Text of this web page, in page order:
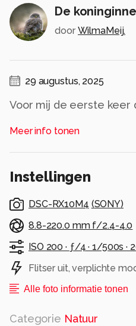
De
door WilmaMeij.
29 augustus, 2025
Voor mij de eerste keer
de ogen van de vlinder
Meer info tonen
Instellingen
DSC-RX10M4 (SONY)
8.8-220.0 mm f/2.4-4.0
ISO 200 · ƒ/4 ·1/500s ·
Flitser uit, verplichte
Alle foto informatie tonen
Categorie Natuur